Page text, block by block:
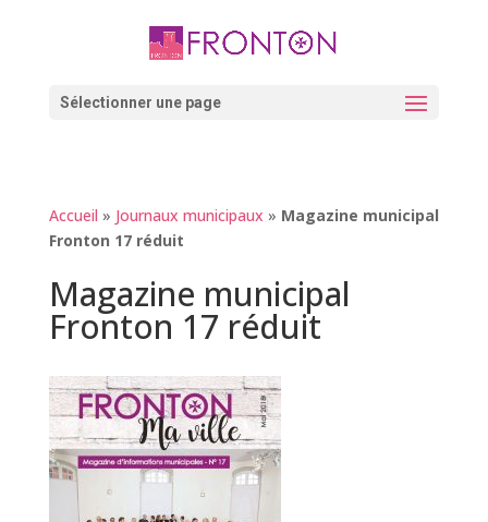
Sélectionner une page
Accueil » Journaux municipaux » Magazine municipal
Fronton 17 réduit
Magazine municipal
Fronton 17 réduit